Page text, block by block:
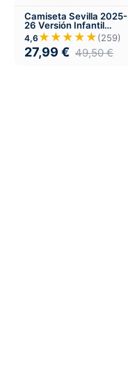
Camiseta Sevilla 2025-
26 Versión Infantil
Local
4,6 ★★★★★(259)
27,99 € 49,50€